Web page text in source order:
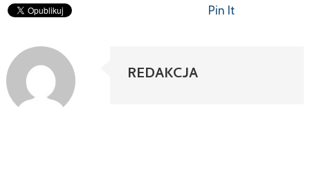
Pin It
REDAKCJA